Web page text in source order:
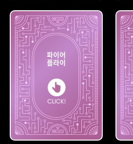
파이어
플라이
파이어
플라이